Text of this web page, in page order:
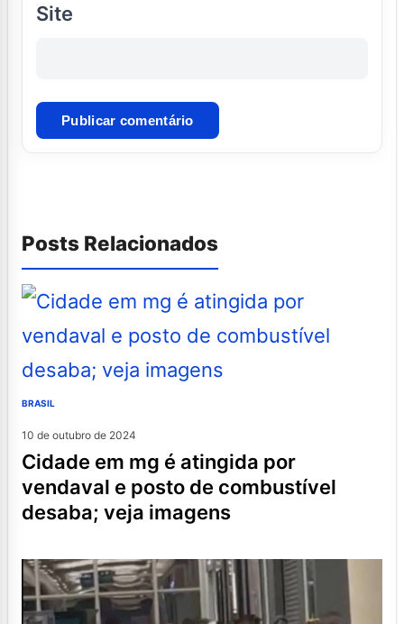
Site
Posts Relacionados
BRASIL
10 de outubro de 2024
cidade em mg é atingida por
vendaval e posto de combustível
desaba; veja imagens